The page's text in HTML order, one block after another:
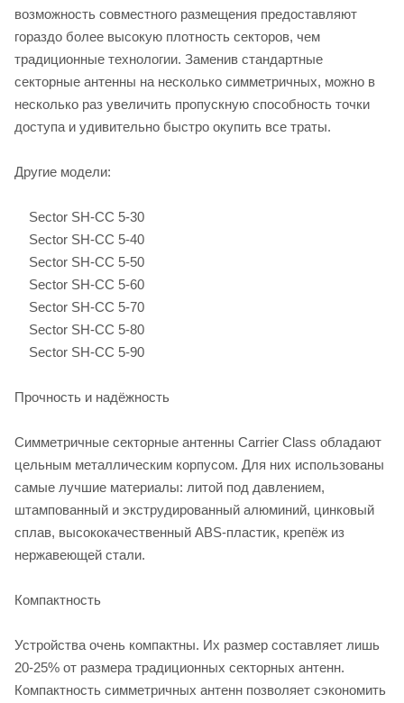
возможность совместного размещения предоставляют
гораздо более высокую плотность секторов, чем
традиционные технологии. Заменив стандартные
секторные антенны на несколько симметричных, можно в
несколько раз увеличить пропускную способность точки
доступа и удивительно быстро окупить все траты.
Другие модели:
Sector SH-CC 5-30
Sector SH-CC 5-40
Sector SH-CC 5-50
Sector SH-CC 5-60
Sector SH-CC 5-70
Sector SH-CC 5-80
Sector SH-CC 5-90
Прочность и надёжность
Симметричные секторные антенны Carrier Class обладают
цельным металлическим корпусом. Для них использованы
самые лучшие материалы: литой под давлением,
штампованный и экструдированный алюминий, цинковый
сплав, высококачественный ABS-пластик, крепёж из
нержавеющей стали.
Компактность
Устройства очень компактны. Их размер составляет лишь
20-25% от размера традиционных секторных антенн.
Компактность симметричных антенн позволяет сэкономить